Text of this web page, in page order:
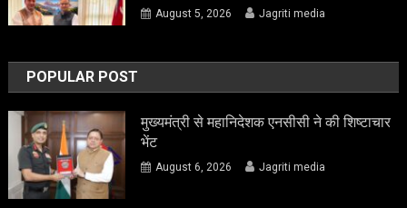
August 5, 2026 Jagriti media
POPULAR POST
मुख्यमंत्री से महानिदेशक एनसीसी ने की शिष्टाचार
भेंट
August 6, 2026 Jagriti media